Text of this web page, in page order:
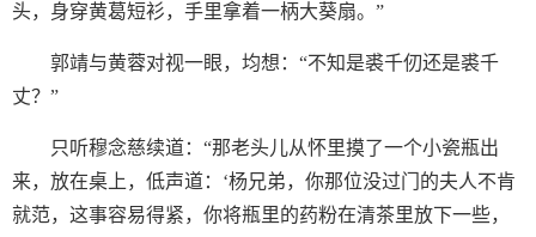
头，身穿黄葛短衫，手里拿着一柄大葵扇。”
郭靖与黄蓉对视一眼，均想：“不知是裘千仞还是裘千
丈？”
只听穆念慈续道：“那老头儿从怀里摸了一个小瓷瓶出
来，放在桌上，低声道：‘杨兄弟，你那位没过门的夫人不肯
就范，这事容易得紧，你将瓶里的药粉在清茶里放下一些，